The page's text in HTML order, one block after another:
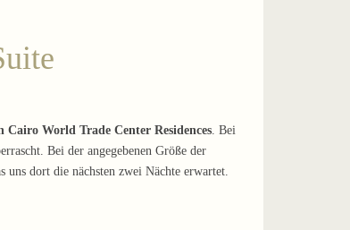
Cairo World Trade Center Residences . Bei
Bei der angegebenen Größe der
dort die nächsten zwei Nächte erwartet.